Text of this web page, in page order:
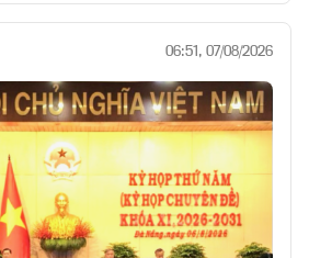
06:51, 07/08/2026